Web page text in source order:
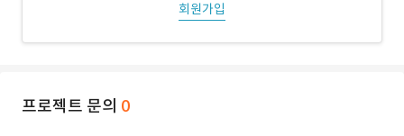
회원가입
프로젝트 문의 0